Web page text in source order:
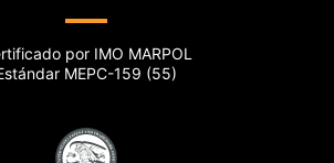
por IMO MARPOL
MEPC-159 (55)